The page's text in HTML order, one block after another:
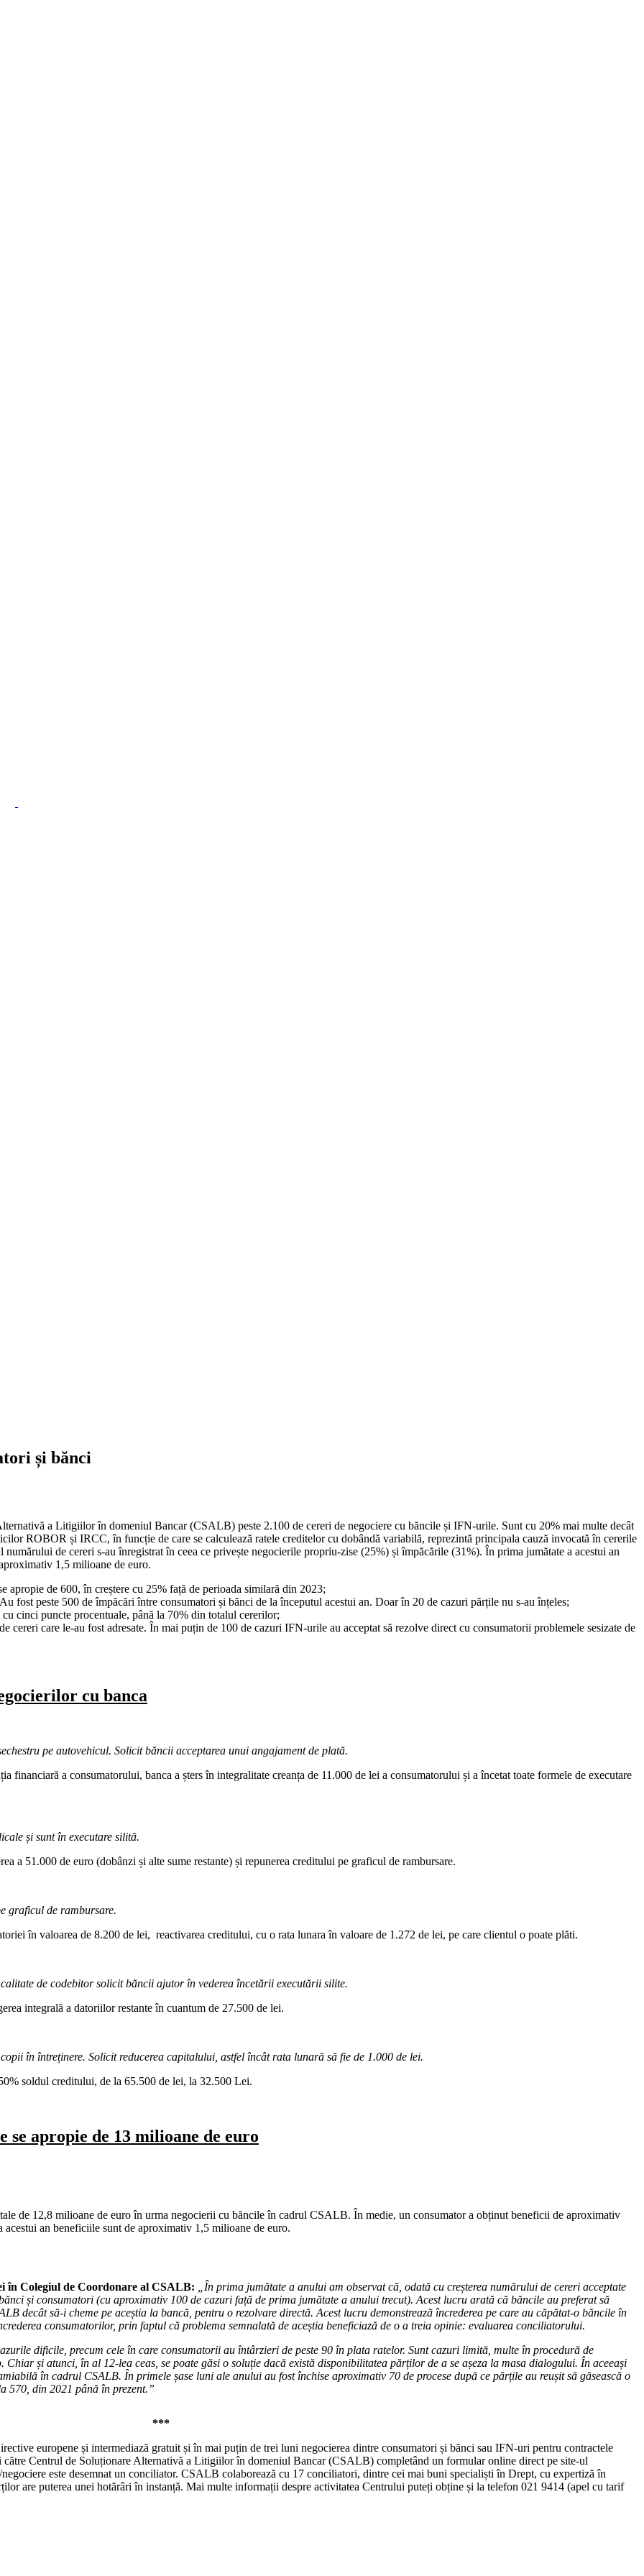
și bănci
a Litigiilor în domeniul Bancar (CSALB) peste 2.100 de cereri de negociere cu băncile și IFN-urile. Sunt cu 20% mai multe decât
ROBOR și IRCC, în funcție de care se calculează ratele creditelor cu dobândă variabilă, reprezintă principala cauză invocată în cererile
de cereri s-au înregistrat în ceea ce privește negocierile propriu-zise (25%) și împăcările (31%). În prima jumătate a acestui an
1,5 milioane de euro.
de 600, în creștere cu 25% față de perioada similară din 2023;
fost peste 500 de împăcări între consumatori și bănci de la începutul acestui an. Doar în 20 de cazuri părțile nu s-au înțeles;
cinci puncte procentuale, până la 70% din totalul cererilor;
cereri care le-au fost adresate. În mai puțin de 100 de cazuri IFN-urile au acceptat să rezolve direct cu consumatorii problemele sesizate de
cu banca
pe autovehicul. Solicit băncii acceptarea unui angajament de plată.
financiară a consumatorului, banca a șters în integralitate creanța de 11.000 de lei a consumatorului și a încetat toate formele de executare
și sunt în executare silită.
a 51.000 de euro (dobânzi și alte sume restante) și repunerea creditului pe graficul de rambursare.
graficul de rambursare.
în valoarea de 8.200 de lei, reactivarea creditului, cu o rata lunara în valoare de 1.272 de lei, pe care clientul o poate plăti.
de codebitor solicit băncii ajutor în vederea încetării executării silite.
integrală a datoriilor restante în cuantum de 27.500 de lei.
în întreținere. Solicit reducerea capitalului, astfel încât rata lunară să fie de 1.000 de lei.
soldul creditului, de la 65.500 de lei, la 32.500 Lei.
apropie de 13 milioane de euro
de 12,8 milioane de euro în urma negocierii cu băncile în cadrul CSALB. În medie, un consumator a obținut beneficii de aproximativ
an beneficiile sunt de aproximativ 1,5 milioane de euro.
în Colegiul de Coordonare al CSALB: „În prima jumătate a anului am observat că, odată cu creșterea numărului de cereri acceptate
și consumatori (cu aproximativ 100 de cazuri față de prima jumătate a anului trecut). Acest lucru arată că băncile au preferat să
decât să-i cheme pe aceștia la bancă, pentru o rezolvare directă. Acest lucru demonstrează încrederea pe care au căpătat-o băncile în
consumatorilor, prin faptul că problema semnalată de aceștia beneficiază de o a treia opinie: evaluarea conciliatorului.
dificile, precum cele în care consumatorii au întârzieri de peste 90 în plata ratelor. Sunt cazuri limită, multe în procedură de
Chiar și atunci, în al 12-lea ceas, se poate găsi o soluție dacă există disponibilitatea părților de a se așeza la masa dialogului. În aceeași
în cadrul CSALB. În primele șase luni ale anului au fost închise aproximativ 70 de procese după ce părțile au reușit să găsească o
570, din 2021 până în prezent.”
***
europene și intermediază gratuit și în mai puțin de trei luni negocierea dintre consumatori și bănci sau IFN-uri pentru contractele
Centrul de Soluționare Alternativă a Litigiilor în domeniul Bancar (CSALB) completând un formular online direct pe site-ul
este desemnat un conciliator. CSALB colaborează cu 17 conciliatori, dintre cei mai buni specialiști în Drept, cu expertiză în
are puterea unei hotărâri în instanță. Mai multe informații despre activitatea Centrului puteți obține și la telefon 021 9414 (apel cu tarif